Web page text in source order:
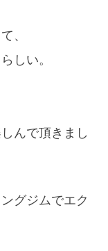
、
しい。
んで頂きまし
グジムでエク